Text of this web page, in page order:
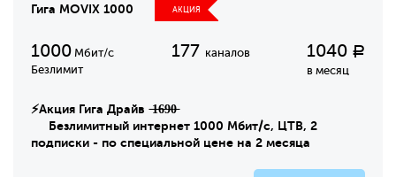
Гига MOVIX 1000 АКЦИЯ
1000 Мбит/с
Безлимит
177 каналов 1040 Р
в месяц
⚡Акция Гига Драйв ̶1̶6̶9̶0̶
Безлимитный интернет 1000 Мбит/с, ЦТВ, 2
подписки - по специальной цене на 2 месяца